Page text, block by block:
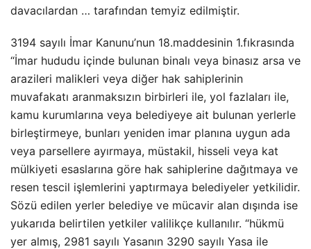
davacılardan … tarafından temyiz edilmiştir.
3194 sayılı İmar Kanunu’nun 18.maddesinin 1.fıkrasında
“İmar hududu içinde bulunan binalı veya binasız arsa ve
arazileri malikleri veya diğer hak sahiplerinin
muvafakatı aranmaksızın birbirleri ile, yol fazlaları ile,
kamu kurumlarına veya belediyeye ait bulunan yerlerle
birleştirmeye, bunları yeniden imar planına uygun ada
veya parsellere ayırmaya, müstakil, hisseli veya kat
mülkiyeti esaslarına göre hak sahiplerine dağıtmaya ve
resen tescil işlemlerini yaptırmaya belediyeler yetkilidir.
Sözü edilen yerler belediye ve mücavir alan dışında ise
yukarıda belirtilen yetkiler valilikçe kullanılır. “hükmü
yer almış, 2981 sayılı Yasanın 3290 sayılı Yasa ile